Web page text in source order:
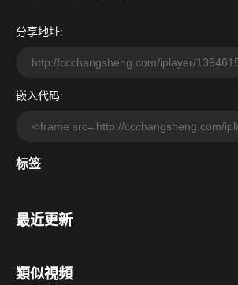
分享地址:
嵌入代码:
标签
最近更新
類似視頻